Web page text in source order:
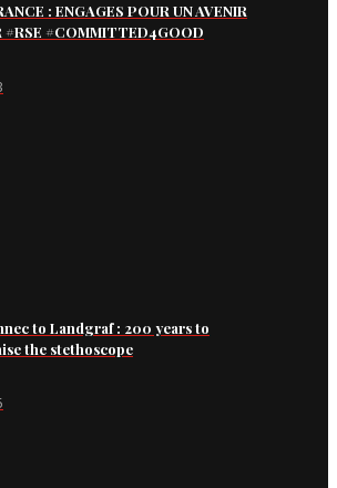
: ENGAGES POUR UN AVENIR
#RSE #COMMITTED4GOOD
to Landgraf : 200 years to
the stethoscope